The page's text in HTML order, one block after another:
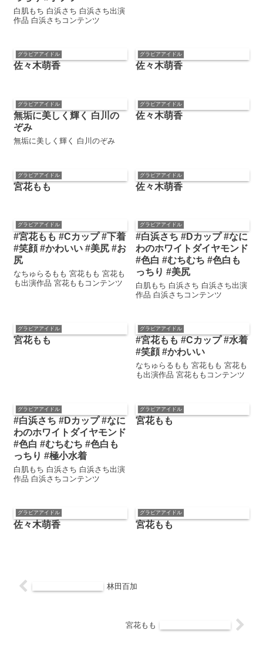
白肌もち 白浜さち 白浜さち出演
作品 白浜さちコンテンツ
グラビアアイドル
佐々木萌香
グラビアアイドル
佐々木萌香
グラビアアイドル
無垢に美しく輝く 白川の
ぞみ
無垢に美しく輝く 白川のぞみ
グラビアアイドル
佐々木萌香
グラビアアイドル
宮花もも
グラビアアイドル
佐々木萌香
グラビアアイドル
#宮花もも #Cカップ #下着
#笑顔 #かわいい #美尻 #お
尻
なちゅらるもも 宮花もも 宮花も
も出演作品 宮花ももコンテンツ
グラビアアイドル
#白浜さち #Dカップ #なに
わのホワイトダイヤモンド
#色白 #むちむち #色白も
っちり #美尻
白肌もち 白浜さち 白浜さち出演
作品 白浜さちコンテンツ
グラビアアイドル
宮花もも
グラビアアイドル
#宮花もも #Cカップ #水着
#笑顔 #かわいい
なちゅらるもも 宮花もも 宮花も
も出演作品 宮花ももコンテンツ
グラビアアイドル
#白浜さち #Dカップ #なに
わのホワイトダイヤモンド
#色白 #むちむち #色白も
っちり #極小水着
白肌もち 白浜さち 白浜さち出演
作品 白浜さちコンテンツ
グラビアアイドル
宮花もも
グラビアアイドル
佐々木萌香
グラビアアイドル
宮花もも
林田百加
宮花もも